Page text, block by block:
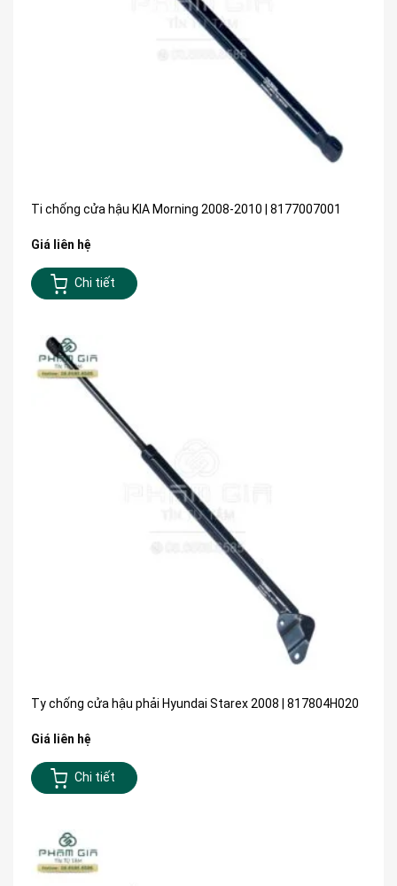
Ti chống cửa hậu KIA Morning 2008-2010 | 8177007001
Giá liên hệ
Chi tiết
Ty chống cửa hậu phải Hyundai Starex 2008 | 817804H020
Giá liên hệ
Chi tiết